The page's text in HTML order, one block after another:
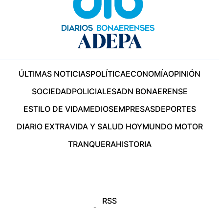
ÚLTIMAS NOTICIASPOLÍTICAECONOMÍAOPINIÓN
SOCIEDADPOLICIALESADN BONAERENSE
ESTILO DE VIDAMEDIOSEMPRESASDEPORTES
DIARIO EXTRAVIDA Y SALUD HOYMUNDO MOTOR
TRANQUERAHISTORIA
RSS